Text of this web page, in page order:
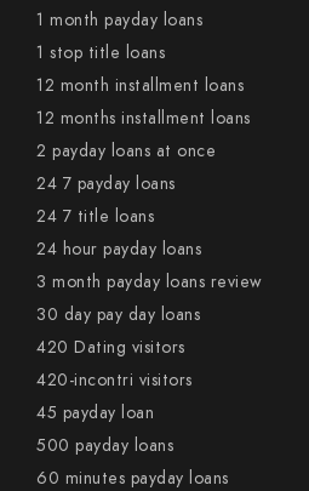
1 month payday loans
1 stop title loans
12 month installment loans
12 months installment loans
2 payday loans at once
24 7 payday loans
24 7 title loans
24 hour payday loans
3 month payday loans review
30 day pay day loans
420 Dating visitors
420-incontri visitors
45 payday loan
500 payday loans
60 minutes payday loans